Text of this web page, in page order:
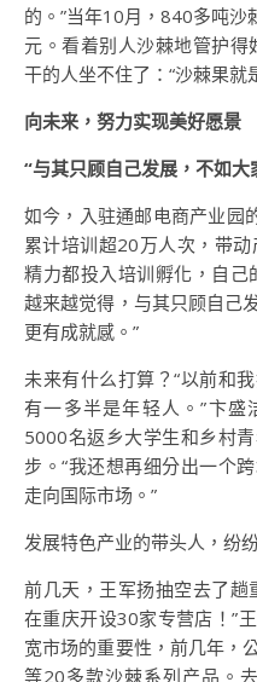
的。”当年10月，840多吨
元。看着别人沙棘地管护
干的人坐不住了：“沙棘果就
向未来，努力实现美好愿景
“与其只顾自己发展，不如
如今，入驻通邮电商产业园
累计培训超20万人次，带
精力都投入培训孵化，自己
越来越觉得，与其只顾自己
更有成就感。”
未来有什么打算？“以前和
有一多半是年轻人。”卞盛
5000名返乡大学生和乡村
步。“我还想再细分出一个
走向国际市场。”
发展特色产业的带头人，纷
前几天，王军扬抽空去了趟
在重庆开设30家专营店！”
宽市场的重要性，前几年，
等20多款沙棘系列产品。